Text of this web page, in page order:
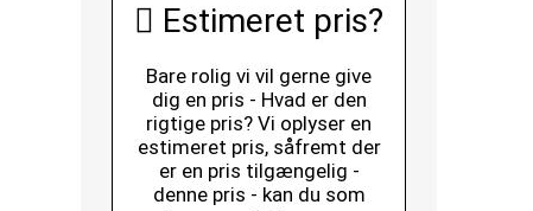
Estimeret pris?
Bare rolig vi vil gerne give
dig en pris - Hvad er den
rigtige pris? Vi oplyser en
estimeret pris, såfremt der
er en pris tilgængelig -
denne pris - kan du som